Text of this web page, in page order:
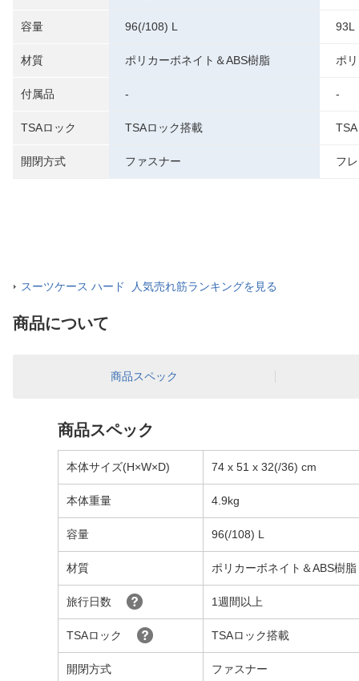
容量
材質
付属品
TSAロック
開閉方式
96(/108) L
ポリカーボネイト＆ABS樹脂
-
TSAロック搭載
ファスナー
93L
ポ
-
フ
スーツケース ハード 人気売れ筋ランキングを見る
商品について
商品スペック
商品スペック
本体サイズ(H×W×D) 74 x 51 x 32(/36) cm
本体重量 4.9kg
容量 96(/108) L
材質 ポリカーボネイト＆ABS樹脂
旅行日数 1週間以上
TSAロック TSAロック搭載
開閉方式 ファスナー